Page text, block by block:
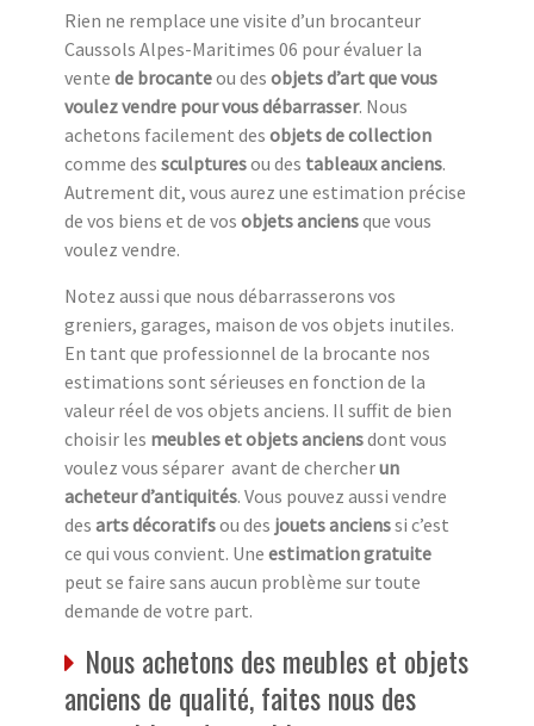
Rien ne remplace une visite d’un brocanteur
Caussols Alpes-Maritimes 06 pour évaluer la
vente de brocanteou des objets d’art que vous
voulez vendre pour vous débarrasser. Nous
achetons facilement des objets de collection
comme des sculpturesou des tableaux anciens.
Autrement dit, vous aurez une estimation précise
de vos biens et de vos objets anciensque vous
voulez vendre.
Notez aussi que nous débarrasserons vos
greniers, garages, maison de vos objets inutiles.
En tant que professionnel de la brocante nos
estimations sont sérieuses en fonction de la
valeur réel de vos objets anciens. Il suffit de bien
choisir les meubles et objets anciensdont vous
voulez vous séparer avant de chercherun
acheteur d’antiquités. Vous pouvez aussi vendre
des arts décoratifsou des jouets ancienssi c’est
ce qui vous convient. Une estimation gratuite
peut se faire sans aucun problème sur toute
demande de votre part.
Nous achetons des meubles et objets
anciens de qualité, faites nous des